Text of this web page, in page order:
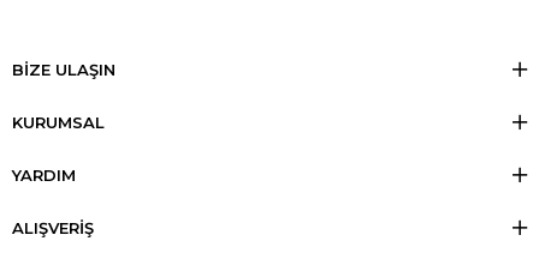
BİZE ULAŞIN
KURUMSAL
YARDIM
ALIŞVERİŞ